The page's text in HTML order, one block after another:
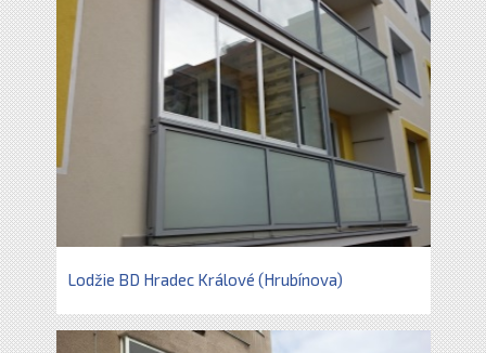
Lodžie BD Hradec Králové (Hrubínova)